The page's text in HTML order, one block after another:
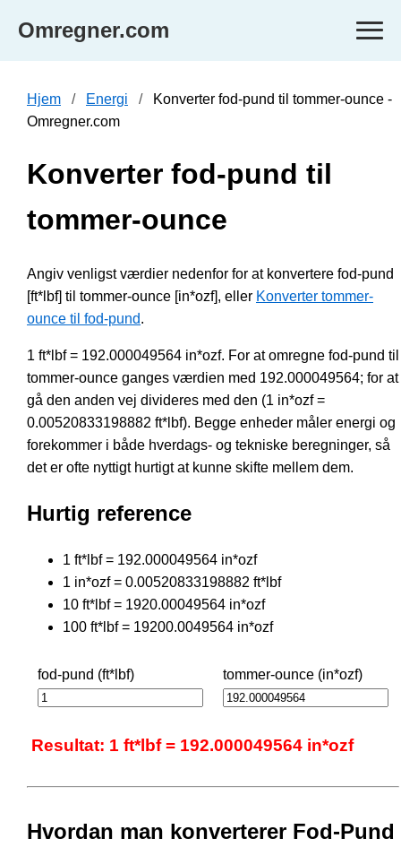
Omregner.com
Hjem Energi
Konverter fod-pund til tommer-ounce -
Omregner.com
Konverter fod-pund til
tommer-ounce
Angiv venligst værdier nedenfor for at konvertere fod-pund
[ft*lbf] til tommer-ounce [in*ozf], eller Konverter tommer-
ounce til fod-pund.
1 ft*lbf = 192.000049564 in*ozf. For at omregne fod-pund til
tommer-ounce ganges værdien med 192.000049564; for at
gå den anden vej divideres med den (1 in*ozf =
0.00520833198882 ft*lbf). Begge enheder måler energi og
forekommer i både hverdags- og tekniske beregninger, så
det er ofte nyttigt hurtigt at kunne skifte mellem dem.
Hurtig reference
1 ft*lbf = 192.000049564 in*ozf
1 in*ozf = 0.00520833198882 ft*lbf
10 ft*lbf = 1920.00049564 in*ozf
100 ft*lbf = 19200.0049564 in*ozf
fod-pund (ft*lbf) tommer-ounce (in*ozf)
Resultat: 1 ft*lbf = 192.000049564 in*ozf
Hvordan man konverterer Fod-Pund